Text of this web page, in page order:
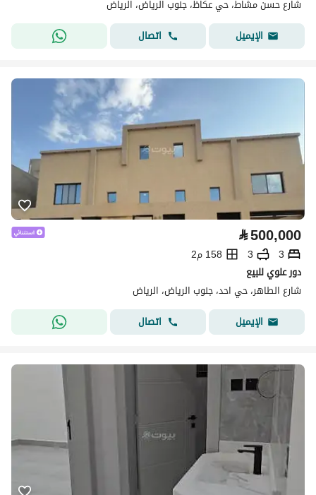
شارع حسن مشاط، حي عكاظ، جنوب الرياض، الرياض
الإيميل
اتصال
⃁500,000
3
3
158 م2
دور علوي للبيع
شارع الطاهر، حي احد، جنوب الرياض، الرياض
الإيميل
اتصال